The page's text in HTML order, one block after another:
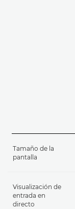
Tamaño de la
pantalla
Visualización de
entrada en
directo